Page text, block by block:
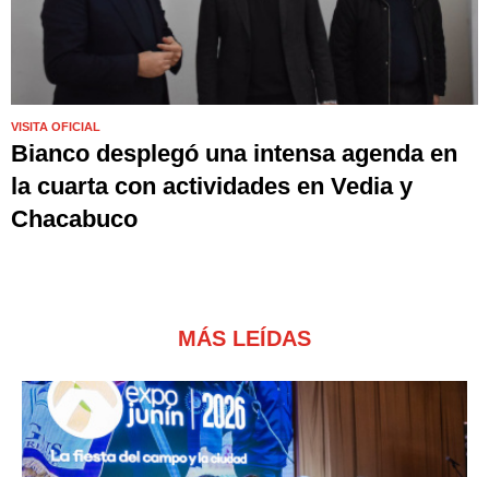
VISITA OFICIAL
Bianco desplegó una intensa agenda en
la cuarta con actividades en Vedia y
Chacabuco
MÁS LEÍDAS